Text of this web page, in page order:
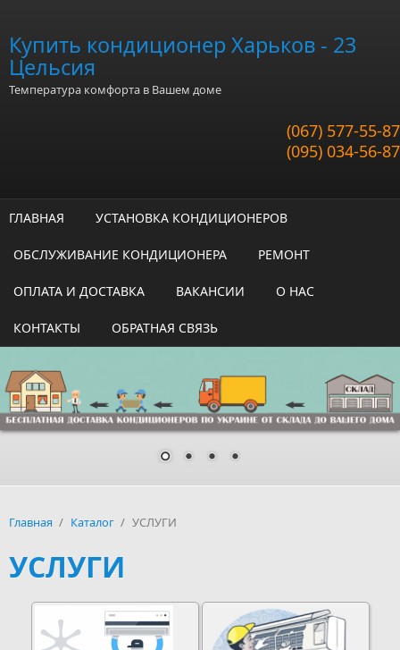
Купить кондиционер Харьков - 23
Цельсия
Температура комфорта в Вашем доме
(067) 577-55-87
(095) 034-56-87
ГЛАВНАЯ УСТАНОВКА КОНДИЦИОНЕРОВ
ОБСЛУЖИВАНИЕ КОНДИЦИОНЕРА РЕМОНТ
ОПЛАТА И ДОСТАВКА ВАКАНСИИ О НАС
КОНТАКТЫ ОБРАТНАЯ СВЯЗЬ
Главная / Каталог / УСЛУГИ
УСЛУГИ